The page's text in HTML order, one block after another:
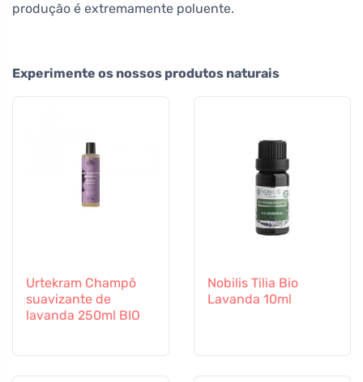
produção é extremamente poluente.
Experimente os nossos produtos naturais
Urtekram Champô
suavizante de
lavanda 250ml BIO
Nobilis Tilia Bio
Lavanda 10ml